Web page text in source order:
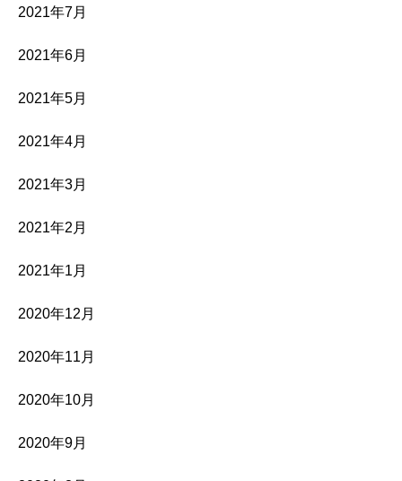
2021年7月
2021年6月
2021年5月
2021年4月
2021年3月
2021年2月
2021年1月
2020年12月
2020年11月
2020年10月
2020年9月